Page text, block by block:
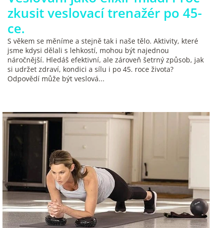
zkusit veslovací trenažér po 45-
ce.
S věkem se měníme a stejně tak i naše tělo. Aktivity, které
jsme kdysi dělali s lehkostí, mohou být najednou
náročnější. Hledáš efektivní, ale zároveň šetrný způsob, jak
si udržet zdraví, kondici a sílu i po 45. roce života?
Odpovědí může být veslová...